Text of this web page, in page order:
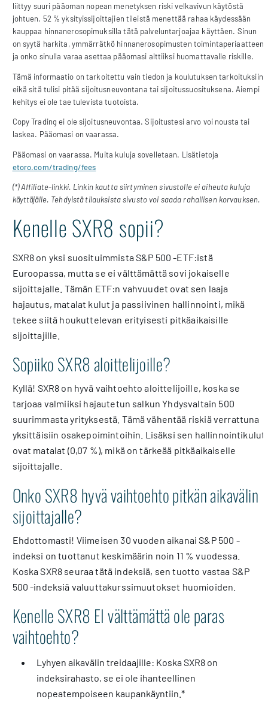
liittyy suuri pääoman nopean menetyksen riski velkavivun käytöstä
johtuen. 52 % yksityissijoittajien tileistä menettää rahaa käydessään
kauppaa hinnanerosopimuksilla tätä palveluntarjoajaa käyttäen. Sinun
on syytä harkita, ymmärrätkö hinnanerosopimusten toimintaperiaatteen
ja onko sinulla varaa asettaa pääomasi alttiiksi huomattavalle riskille.
Tämä informaatio on tarkoitettu vain tiedon ja koulutuksen tarkoituksiin
eikä sitä tulisi pitää sijoitusneuvontana tai sijoitussuosituksena. Aiempi
kehitys ei ole tae tulevista tuotoista.
Copy Trading ei ole sijoitusneuvontaa. Sijoitustesi arvo voi nousta tai
laskea. Pääomasi on vaarassa.
Pääomasi on vaarassa. Muita kuluja sovelletaan. Lisätietoja
etoro.com/trading/fees
(*) Affiliate-linkki. Linkin kautta siirtyminen sivustolle ei aiheuta kuluja
käyttäjälle. Tehdyistä tilauksista sivusto voi saada rahallisen korvauksen.
Kenelle SXR8 sopii?
SXR8 on yksi suosituimmista S&P 500 -ETF:istä
Euroopassa, mutta se ei välttämättä sovi jokaiselle
sijoittajalle. Tämän ETF:n vahvuudet ovat sen laaja
hajautus, matalat kulut ja passiivinen hallinnointi, mikä
tekee siitä houkuttelevan erityisesti pitkäaikaisille
sijoittajille.
Sopiiko SXR8 aloittelijoille?
Kyllä! SXR8 on hyvä vaihtoehto aloittelijoille, koska se
tarjoaa valmiiksi hajautetun salkun Yhdysvaltain 500
suurimmasta yrityksestä. Tämä vähentää riskiä verrattuna
yksittäisiin osakepoimintoihin. Lisäksi sen hallinnointikulut
ovat matalat (0,07 %), mikä on tärkeää pitkäaikaiselle
sijoittajalle.
Onko SXR8 hyvä vaihtoehto pitkän aikavälin
sijoittajalle?
Ehdottomasti! Viimeisen 30 vuoden aikanai S&P 500 -
indeksi on tuottanut keskimäärin noin 11 % vuodessa.
Koska SXR8 seuraa tätä indeksiä, sen tuotto vastaa S&P
500 -indeksiä valuuttakurssimuutokset huomioiden.
Kenelle SXR8 EI välttämättä ole paras
vaihtoehto?
Lyhyen aikavälin treidaajille: Koska SXR8 on
indeksirahasto, se ei ole ihanteellinen
nopeatempoiseen kaupankäyntiin.*